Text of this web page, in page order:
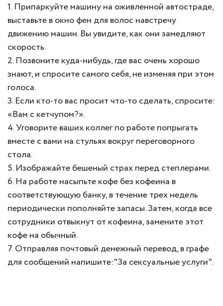
1. Припаркуйте машину на оживленной автостраде,
выставьте в окно фен для волос навстречу
движению машин. Вы увидите, как они замедляют
скорость.
2. Позвоните куда-нибудь, где вас очень хорошо
знают, и спросите самого себя, не изменяя при этом
голоса.
3. Если кто-то вас просит что-то сделать, спросите:
«Вам с кетчупом?».
4. Уговорите ваших коллег по работе попрыгать
вместе с вами на стульях вокруг переговорного
стола.
5. Изображайте бешеный страх перед степлерами.
6. На работе насыпьте кофе без кофеина в
соответствующую банку, в течение трех недель
периодически пополняйте запасы. Затем, когда все
сотрудники отвыкнут от кофеина, замените этот
кофе на обычный.
7. Отправляя почтовый денежный перевод, в графе
для сообщений напишите:"За сексуальные услуги".